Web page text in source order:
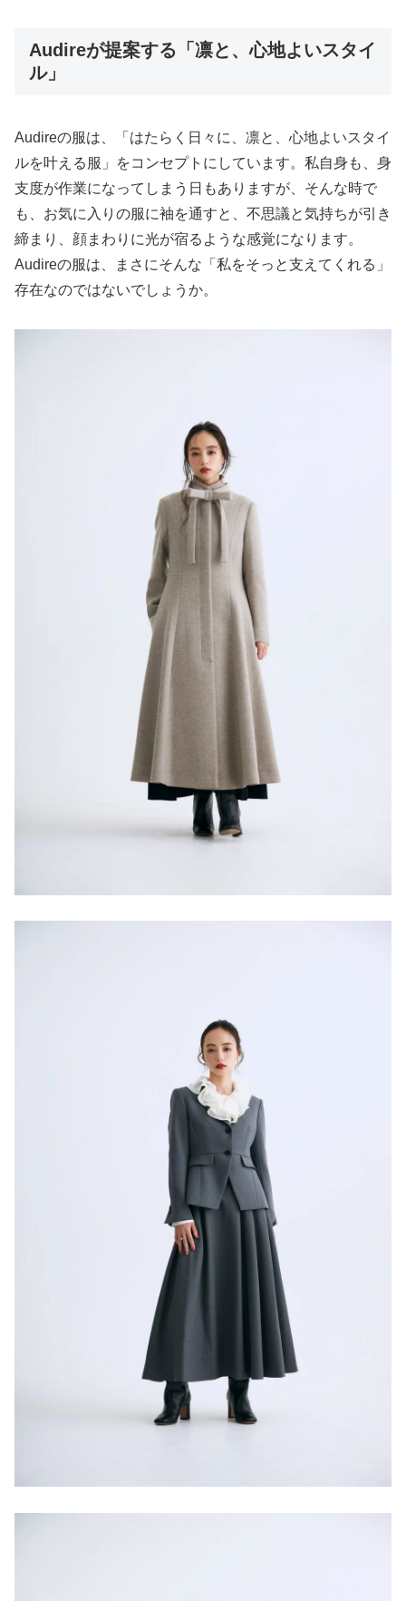
Audireが提案する「凛と、心地よいスタイ
ル」
Audireの服は、「はたらく日々に、凛と、心地よいスタイ
ルを叶える服」をコンセプトにしています。私自身も、身
支度が作業になってしまう日もありますが、そんな時で
も、お気に入りの服に袖を通すと、不思議と気持ちが引き
締まり、顔まわりに光が宿るような感覚になります。
Audireの服は、まさにそんな「私をそっと支えてくれる」
存在なのではないでしょうか。